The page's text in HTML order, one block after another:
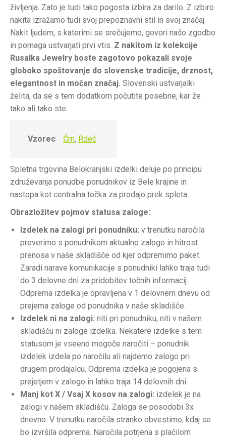
življenja. Zato je tudi tako pogosta izbira za darilo. Z izbiro
nakita izražamo tudi svoj prepoznavni stil in svoj značaj.
Nakit ljudem, s katerimi se srečujemo, govori našo zgodbo
in pomaga ustvarjati prvi vtis. Z nakitom iz kolekcije
Rusalka Jewelry boste zagotovo pokazali svoje
globoko spoštovanje do slovenske tradicije, drznost,
elegantnost in močan značaj. Slovenski ustvarjalki
želita, da se s tem dodatkom počutite posebne, kar že
tako ali tako ste.
Vzorec Črn, Rdeč
Spletna trgovina Belokranjski izdelki deluje po principu
združevanja ponudbe ponudnikov iz Bele krajine in
nastopa kot centralna točka za prodajo prek spleta.
Obrazložitev pojmov statusa zaloge:
Izdelek na zalogi pri ponudniku: v trenutku naročila
preverimo s ponudnikom aktualno zalogo in hitrost
prenosa v naše skladišče od kjer odpremimo paket.
Zaradi narave komunikacije s ponudniki lahko traja tudi
do 3 delovne dni za pridobitev točnih informacij.
Odprema izdelka je opravljena v 1 delovnem dnevu od
prejema zaloge od ponudnika v naše skladišče.
Izdelek ni na zalogi: niti pri ponudniku, niti v našem
skladišču ni zaloge izdelka. Nekatere izdelke s tem
statusom je vseeno mogoče naročiti – ponudnik
izdelek izdela po naročilu ali najdemo zalogo pri
drugem prodajalcu. Odprema izdelka je pogojena s
prejetjem v zalogo in lahko traja 14 delovnih dni.
Manj kot X / Vsaj X kosov na zalogi: izdelek je na
zalogi v našem skladišču. Zaloga se posodobi 3x
dnevno. V trenutku naročila stranko obvestimo, kdaj se
bo izvršila odprema. Naročila potrjena s plačilom